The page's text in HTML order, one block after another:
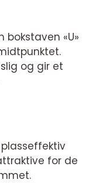
«U»
og gir et
for de